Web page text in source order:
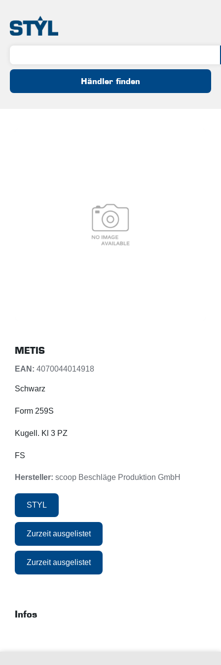
Händler finden
METIS
EAN: 4070044014918
Schwarz
Form 259S
Kugell. Kl 3 PZ
FS
Hersteller: scoop Beschläge Produktion GmbH
STYL
Zurzeit ausgelistet
Zurzeit ausgelistet
Infos